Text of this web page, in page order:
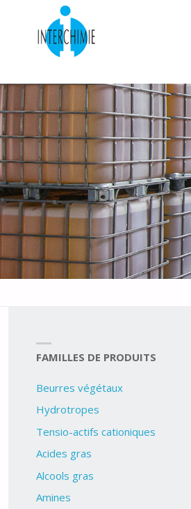
FAMILLES DE PRODUITS
Beurres végétaux
Hydrotropes
Tensio-actifs cationiques
Acides gras
Alcools gras
Amines